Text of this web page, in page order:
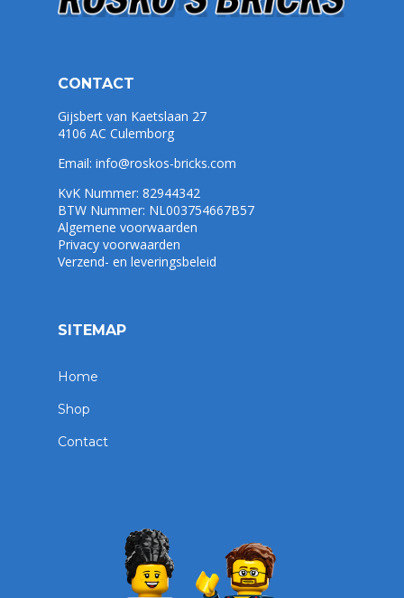
CONTACT
Gijsbert van Kaetslaan 27
4106 AC Culemborg
Email: info@roskos-bricks.com
KvK Nummer: 82944342
BTW Nummer: NL003754667B57
Algemene voorwaarden
Privacy voorwaarden
Verzend- en leveringsbeleid
SITEMAP
Home
Shop
Contact